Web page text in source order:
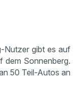
Nutzer gibt es auf
dem Sonnenberg.
50 Teil-Autos an